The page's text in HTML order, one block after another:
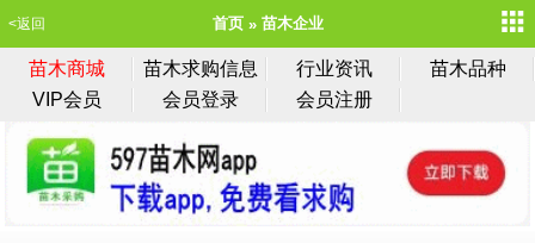
<返回 首页 苗木企业
苗木商城 苗木求购信息 行业资讯
苗木品种
VIP会员
会员登录 会员注册